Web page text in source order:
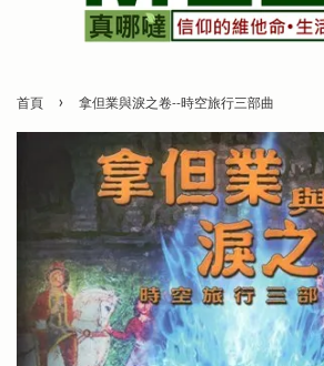
首頁 › 拿但業與淚之卷--時空旅行三部曲